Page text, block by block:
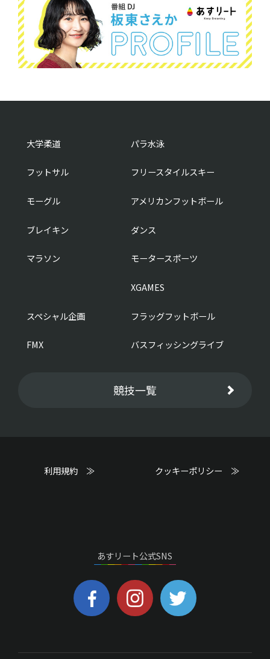
大学柔道 パラ水泳
フットサル フリースタイルスキー
モーグル アメリカンフットボール
ブレイキン ダンス
マラソン モータースポーツ
XGAMES
スペシャル企画 フラッグフットボール
FMX バスフィッシングライブ
競技一覧
利用規約 ≫ クッキーポリシー ≫
あすリート公式SNS